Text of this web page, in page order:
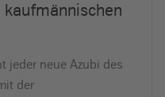
jeder neue Azubi des
der